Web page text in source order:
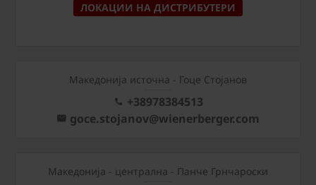
ЛОКАЦИИ НА ДИСТРИБУТЕРИ
Македонија источна - Гоце Стојанов
+38978384513
goce.stojanov@wienerberger.com
Mакедонија - централна - Панче Грнчароски